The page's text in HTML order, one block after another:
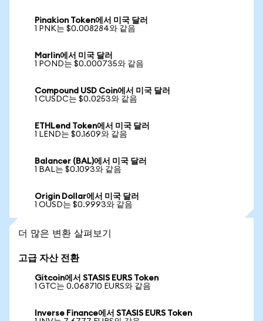
Pinakion Token에서 미국 달러
1 PNK는 $0.008284와 같음
Marlin에서 미국 달러
1 POND는 $0.000735와 같음
Compound USD Coin에서 미국 달러
1 CUSDC는 $0.0253와 같음
ETHLend Token에서 미국 달러
1 LEND는 $0.1609와 같음
Balancer (BAL)에서 미국 달러
1 BAL는 $0.1093와 같음
Origin Dollar에서 미국 달러
1 OUSD는 $0.9993와 같음
더 많은 변환 살펴보기
고급 자산 전환
Gitcoin에서 STASIS EURS Token
1 GTC는 0.068710 EURS와 같음
Inverse Finance에서 STASIS EURS Token